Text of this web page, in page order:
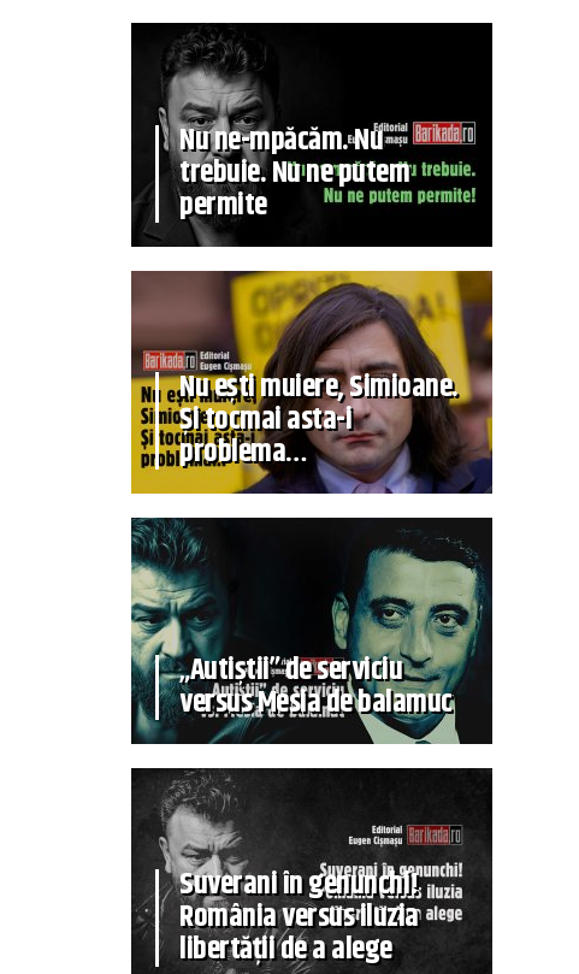
Nu ne-mpăcăm. Nu
trebuie. Nu ne putem
permite
Nu ești muiere, Simioane.
Și tocmai asta-i
problema…
„Autiștii” de serviciu
versus Mesia de balamuc
Suverani în genunchi!
România versus iluzia
libertății de a alege